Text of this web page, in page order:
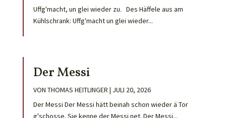
Uffg'macht, un glei wieder zu. Des Häffele aus am
Kühlschrank: Uffg'macht un glei wieder...
Der Messi
VON THOMAS HEITLINGER | JULI 20, 2026
Der Messi Der Messi hätt beinah schon wieder ä Tor